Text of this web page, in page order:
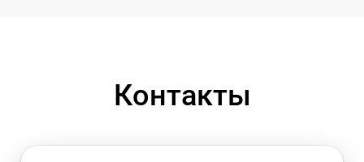
Контакты